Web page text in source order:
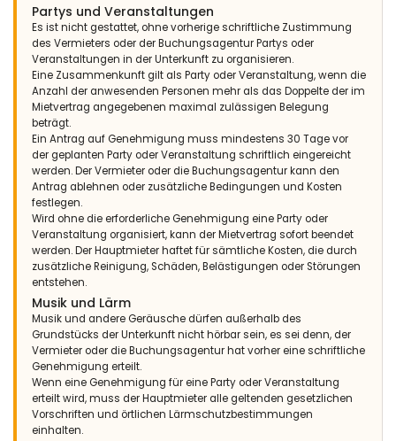
- 9,1
Familien mit älteren Kindern - August 2018 - Spanien :
(Originaltext)
NOS HA ENCANTADO. VOLVEREMOS
(Übersetzt von Google)
WIR LIEBTEN ES. WIR WERDEN ZURÜCK SEIN
- 8,3
Familien mit kleinen Kindern - Dezember 2017 - Spanien :
(Originaltext)
Una casa fantástica, muy acogedora y practica. Todas las
estancias muy amplias y con todo lo necesario para pasar
unos días en familia o con amigos con todas las
comodidades.
(Übersetzt von Google)
Ein fantastisches Haus, sehr gemütlich und praktisch. Alle sehr
geräumigen Zimmer mit allem, was Sie brauchen, um ein paar
Tage mit Familie oder Freunden mit allem Komfort zu
verbringen.
Partys und Veranstaltungen
Es ist nicht gestattet, ohne vorherige schriftliche Zustimmung
des Vermieters oder der Buchungsagentur Partys oder
Veranstaltungen in der Unterkunft zu organisieren.
Eine Zusammenkunft gilt als Party oder Veranstaltung, wenn die
Anzahl der anwesenden Personen mehr als das Doppelte der im
Mietvertrag angegebenen maximal zulässigen Belegung
beträgt.
Ein Antrag auf Genehmigung muss mindestens 30 Tage vor
der geplanten Party oder Veranstaltung schriftlich eingereicht
werden. Der Vermieter oder die Buchungsagentur kann den
Antrag ablehnen oder zusätzliche Bedingungen und Kosten
festlegen.
Wird ohne die erforderliche Genehmigung eine Party oder
Veranstaltung organisiert, kann der Mietvertrag sofort beendet
werden. Der Hauptmieter haftet für sämtliche Kosten, die durch
zusätzliche Reinigung, Schäden, Belästigungen oder Störungen
entstehen.
Musik und Lärm
Musik und andere Geräusche dürfen außerhalb des
Grundstücks der Unterkunft nicht hörbar sein, es sei denn, der
Vermieter oder die Buchungsagentur hat vorher eine schriftliche
Genehmigung erteilt.
Wenn eine Genehmigung für eine Party oder Veranstaltung
erteilt wird, muss der Hauptmieter alle geltenden gesetzlichen
Vorschriften und örtlichen Lärmschutzbestimmungen
einhalten.